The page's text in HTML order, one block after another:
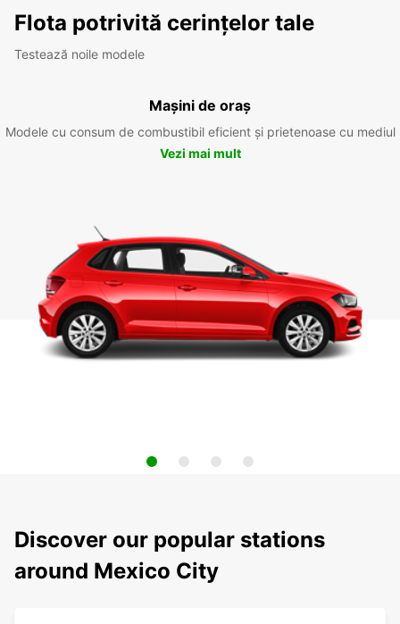
Flota potrivită cerințelor tale
Testează noile modele
Mașini de oraș
Modele cu consum de combustibil eficient și prietenoase cu mediul
Vezi mai mult
Discover our popular stations
around Mexico City